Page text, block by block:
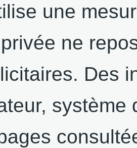
une
ne
Des
système